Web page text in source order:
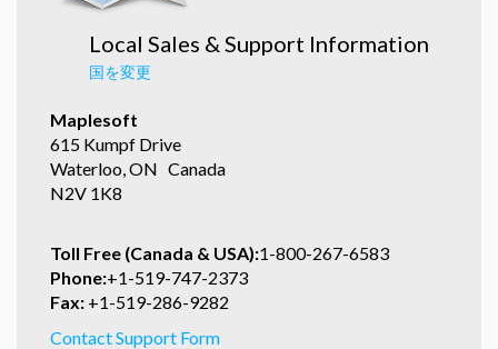
Local Sales & Support Information
国を変更
Maplesoft
615 Kumpf Drive
Waterloo, ON Canada
N2V 1K8
Toll Free (Canada & USA):1-800-267-6583
Phone:+1-519-747-2373
Fax: +1-519-286-9282
Contact Support Form